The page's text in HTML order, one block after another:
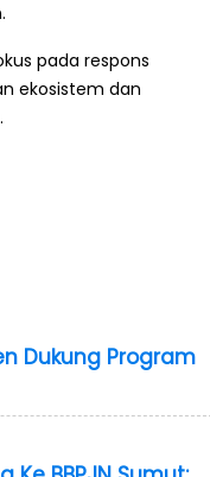
pada respons
ekosistem dan
Dukung Program